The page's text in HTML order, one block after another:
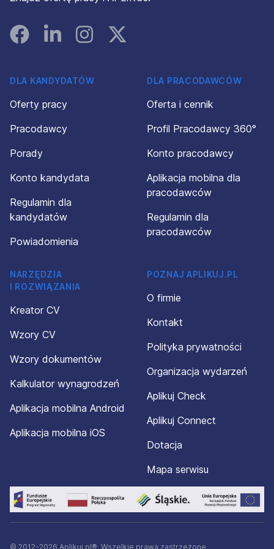
FacebookLinked InInstagramInstagram
DLA KANDYDATÓW
Oferty pracy
Pracodawcy
Porady
Konto kandydata
Regulamin dla
kandydatów
Powiadomienia
DLA PRACODAWCÓW
Oferta i cennik
Profil Pracodawcy 360°
Konto pracodawcy
Aplikacja mobilna dla
pracodawców
Regulamin dla
pracodawców
NARZĘDZIA
I ROZWIĄZANIA
Kreator CV
Wzory CV
Wzory dokumentów
Kalkulator wynagrodzeń
Aplikacja mobilna Android
Aplikacja mobilna iOS
POZNAJ APLIKUJ.PL
O firmie
Kontakt
Polityka prywatności
Organizacja wydarzeń
Aplikuj Check
Aplikuj Connect
Dotacja
Mapa serwisu
© 2012-2026 Aplikuj.pl®. Wszelkie prawa zastrzeżone.